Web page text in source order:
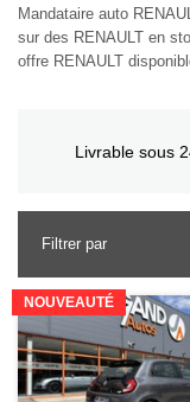
Mandataire auto
sur des RENAULT en
offre RENAULT
Livrable sous
Filtrer par
NOUVEAUTÉ